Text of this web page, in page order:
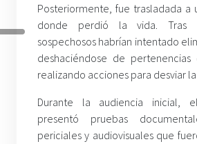
Posteriormente, fue trasladada a
donde perdió la vida. Tras
sospechosos habrían intentado
deshaciéndose de
realizando acciones para desviar
Durante la audiencia inicial,
presentó pruebas
periciales y audiovisuales que